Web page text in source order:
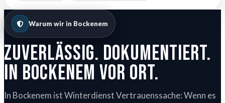
Warum wir in Bockenem
Zuverlässig. Dokumentiert.
In Bockenem vor Ort.
In Bockenem ist Winterdienst Vertrauenssache: Wenn es